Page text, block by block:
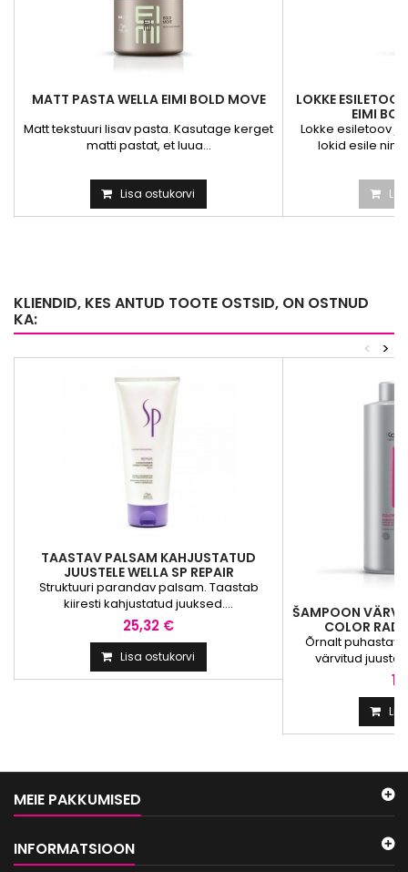
MATT PASTA WELLA EIMI BOLD MOVE
Matt tekstuuri lisav pasta. Kasutage kerget
matti pastat, et luua...
Lisa ostukorvi
LOKKE
EIMI
Lokke esiletoov
lokid esile
KLIENDID, KES ANTUD TOOTE OSTSID, ON OSTNUD
KA:
>
<
TAASTAV PALSAM KAHJUSTATUD
JUUSTELE WELLA SP REPAIR
CONDITIONER
Struktuuri parandav palsam. Taastab
kiiresti kahjustatud juuksed....
25,32 €
Lisa ostukorvi
ŠAMPOON
COLOR
Õrnalt puhastav
värvitud
MEIE PAKKUMISED
INFORMATSIOON